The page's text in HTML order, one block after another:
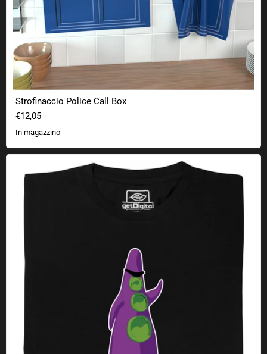
Strofinaccio Police Call Box
€12,05
In magazzino